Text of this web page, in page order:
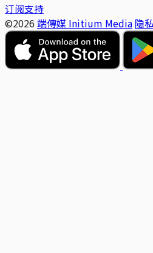
订阅支持
©2026 端傳媒 Initium Media 隐